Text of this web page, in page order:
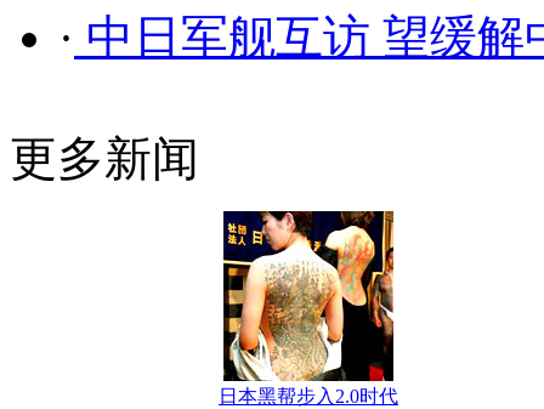
· 中日军舰互访 望缓
更多新闻
日本黑帮步入2.0时代